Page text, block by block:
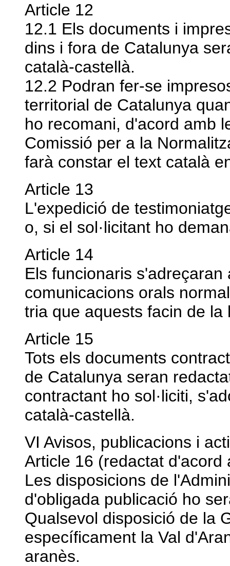
Article 12
12.1 Els documents i
dins i fora de Catalunya
català-castellà.
12.2 Podran fer-se
territorial de Catalunya
ho recomani, d'acord amb
Comissió per a la
farà constar el text català
Article 13
L'expedició de
o, si el sol·licitant ho
Article 14
Els funcionaris
comunicacions orals
tria que aquests facin de
Article 15
Tots els documents
de Catalunya seran
contractant ho sol·liciti,
català-castellà.
VI Avisos, publicacions i
Article 16 (redactat
Les disposicions de
d'obligada publicació ho
Qualsevol disposició de la
específicament la Val
aranès.